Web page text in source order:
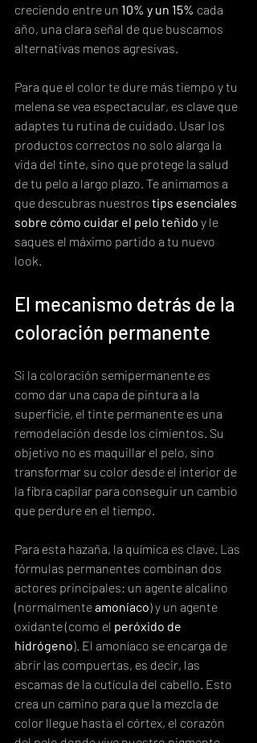
creciendo entre un 10% y un 15% cada
año, una clara señal de que buscamos
alternativas menos agresivas.
Para que el color te dure más tiempo y tu
melena se vea espectacular, es clave que
adaptes tu rutina de cuidado. Usar los
productos correctos no solo alarga la
vida del tinte, sino que protege la salud
de tu pelo a largo plazo. Te animamos a
que descubras nuestros tips esenciales
sobre cómo cuidar el pelo teñido y le
saques el máximo partido a tu nuevo
look.
El mecanismo detrás de la
coloración permanente
Si la coloración semipermanente es
como dar una capa de pintura a la
superficie, el tinte permanente es una
remodelación desde los cimientos. Su
objetivo no es maquillar el pelo, sino
transformar su color desde el interior de
la fibra capilar para conseguir un cambio
que perdure en el tiempo.
Para esta hazaña, la química es clave. Las
fórmulas permanentes combinan dos
actores principales: un agente alcalino
(normalmente amoníaco) y un agente
oxidante (como el peróxido de
hidrógeno). El amoníaco se encarga de
abrir las compuertas, es decir, las
escamas de la cutícula del cabello. Esto
crea un camino para que la mezcla de
color llegue hasta el córtex, el corazón